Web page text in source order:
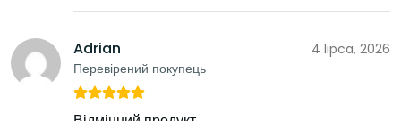
Adrian
Перевірений покупець
4 lipca, 2026